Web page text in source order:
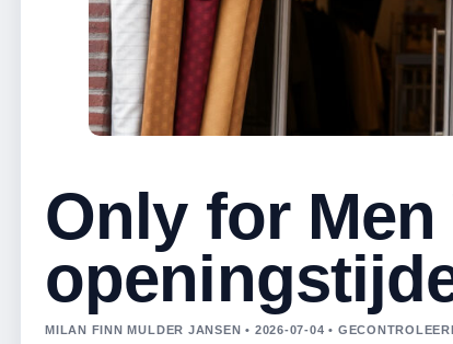
Only for
MILAN FINN MULDER JANSEN • 2026-07-04 •